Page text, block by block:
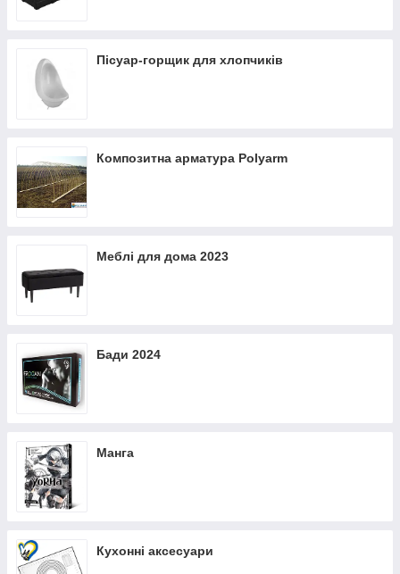
Пісуар-горщик для хлопчиків
Композитна арматура Polyarm
Меблі для дома 2023
Бади 2024
Манга
Кухонні аксесуари